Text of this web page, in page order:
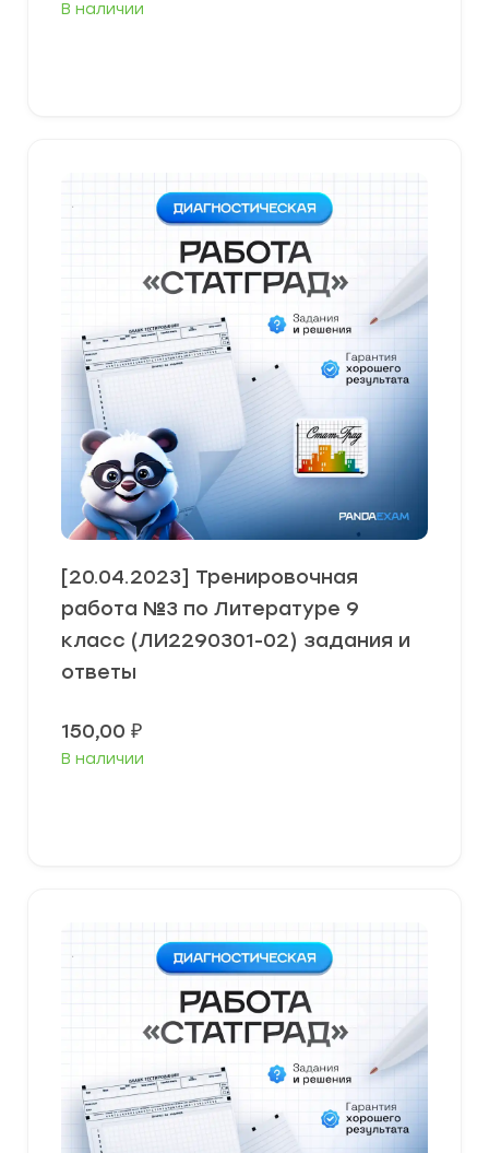
В наличии
[20.04.2023] Тренировочная
работа №3 по Литературе 9
класс (ЛИ2290301-02) задания и
ответы
150,00 ₽
В наличии